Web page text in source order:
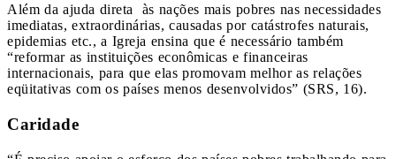
Além da ajuda direta às nações mais pobres nas necessidades
imediatas, extraordinárias, causadas por catástrofes naturais,
epidemias etc., a Igreja ensina que é necessário também
“reformar as instituições econômicas e financeiras
internacionais, para que elas promovam melhor as relações
eqüitativas com os países menos desenvolvidos” (SRS, 16).
Caridade